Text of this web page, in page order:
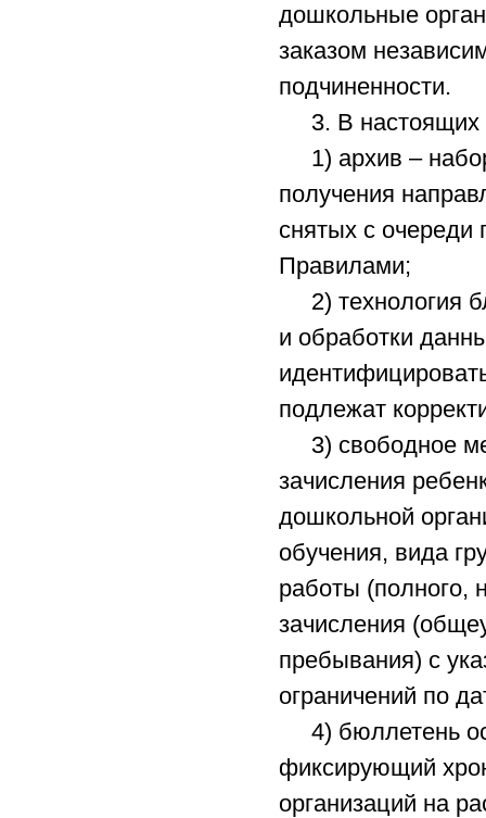
дошкольные
заказом
подчиненности.
3. В настоящих
1) архив –
получения
снятых с
Правилами;
2) технология
и обработки
подлежат
3) свободное
зачисления
дошкольной
обучения, вида
работы (полного,
зачисления
пребывания) с
ограничений по
4) бюллетень
фиксирующий
организаций на